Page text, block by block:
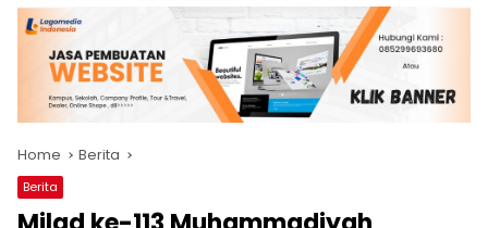
Home Berita
Berita